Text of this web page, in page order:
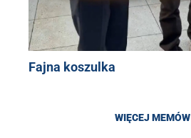
Fajna koszulka
WIĘCEJ MEMÓW